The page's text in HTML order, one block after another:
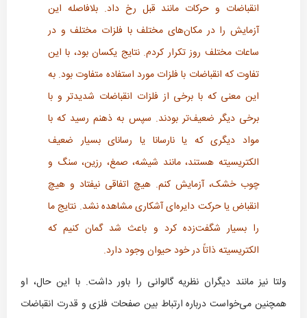
انقباضات و حرکات مانند قبل رخ داد. بلافاصله این
آزمایش را در مکان‌های مختلف با فلزات مختلف و در
ساعات مختلف روز تکرار کردم. نتایج یکسان بود، با این
تفاوت که انقباضات با فلزات مورد استفاده متفاوت بود. به
این معنی که با برخی از فلزات انقباضات شدیدتر و با
برخی دیگر ضعیف‌تر بودند. سپس به ذهنم رسید که با
مواد دیگری که یا نارسانا یا رسانای بسیار ضعیف
الکتریسیته هستند، مانند شیشه، صمغ، رزین، سنگ و
چوب خشک، آزمایش کنم. هیچ اتفاقی نیفتاد و هیچ
انقباض یا حرکت دایره‌ای آشکاری مشاهده نشد. نتایج ما
را بسیار شگفت‌زده کرد و باعث شد گمان کنیم که
الکتریسیته ذاتاً در خود حیوان وجود دارد.
ولتا نیز مانند دیگران نظریه گالوانی را باور داشت. با این حال، او
همچنین می‌خواست درباره ارتباط بین صفحات فلزی و قدرت انقباضات